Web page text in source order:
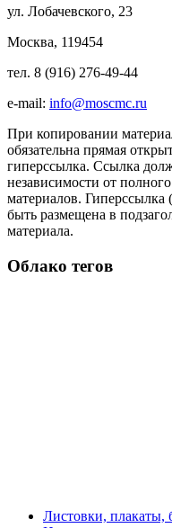
ул. Лобачевского, 23
Москва, 119454
тел. 8 (916) 276-49-44
e-mail: info@moscmc.ru
При копировании
обязательна прямая
гиперссылка. Ссылка
независимости от
материалов. Гиперссылка
быть размещена в
материала.
Облако тегов
Листовки,